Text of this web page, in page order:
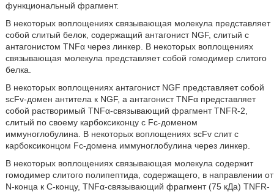
функциональный фрагмент.
В некоторых воплощениях связывающая молекула представляет
собой слитый белок, содержащий антагонист NGF, слитый с
антагонистом TNFα через линкер. В некоторых воплощениях
связывающая молекула представляет собой гомодимер слитого
белка.
В некоторых воплощениях антагонист NGF представляет собой
scFv-домен антитела к NGF, а антагонист TNFα представляет
собой растворимый TNFα-связывающий фрагмент TNFR-2,
слитый по своему карбоксиконцу с Fc-доменом
иммуноглобулина. В некоторых воплощениях scFv слит с
карбоксиконцом Fc-домена иммуноглобулина через линкер.
В некоторых воплощениях связывающая молекула содержит
гомодимер слитого полипептида, содержащего, в направлении от
N-конца к C-концу, TNFα-связывающий фрагмент (75 кДа) TNFR-